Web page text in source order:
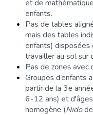
et de
enfants.
Pas de tables
mais des tables
enfants) disposées
travailler au sol sur
Pas de zones avec
Groupes d’enfants
partir de la 3e
6-12 ans) et
homogène (Nidode